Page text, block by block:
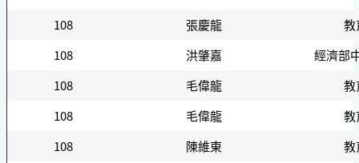
108 張慶龍
教
108
洪肇嘉
經濟部
108
毛偉龍
教
108
毛偉龍
教
108
陳維東
教